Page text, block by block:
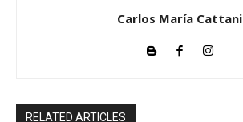
Carlos María Cattani
RELATED ARTICLES